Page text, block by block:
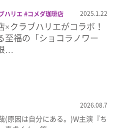
ハリエ
コメダ珈琲店
スイーツ
バームク
2025.1.22
×クラブハリエがコラボ！
至福の「ショコラノワー
…
2026.08.7
(原因は自分にある。)W主演『ち